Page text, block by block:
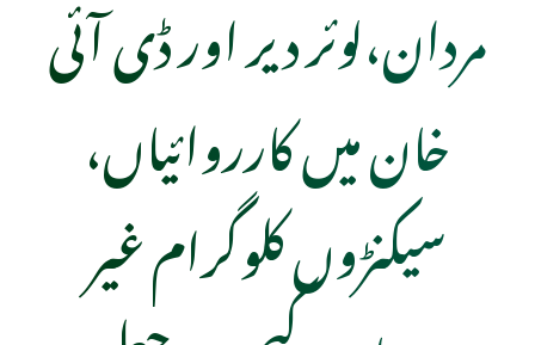
مردان،لوئر دیر اور ڈی آئی
خان میں کارروائیاں،
سیکنڑوں کلوگرام غیر